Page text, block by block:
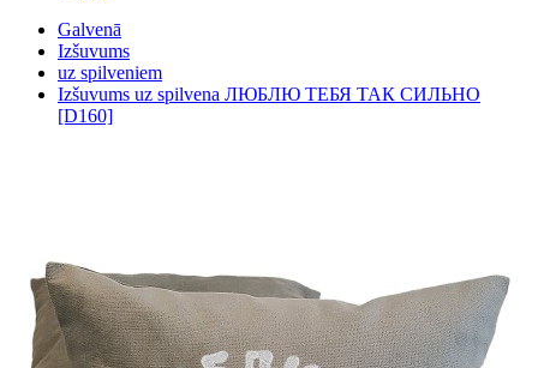
Galvenā
Izšuvums
uz spilveniem
Izšuvums uz spilvena ЛЮБЛЮ ТЕБЯ ТАК СИЛЬНО
[D160]